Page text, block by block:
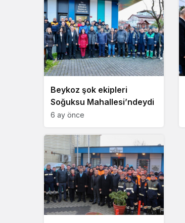
Beykoz şok ekipleri
Soğuksu Mahallesi’ndeydi
6 ay önce